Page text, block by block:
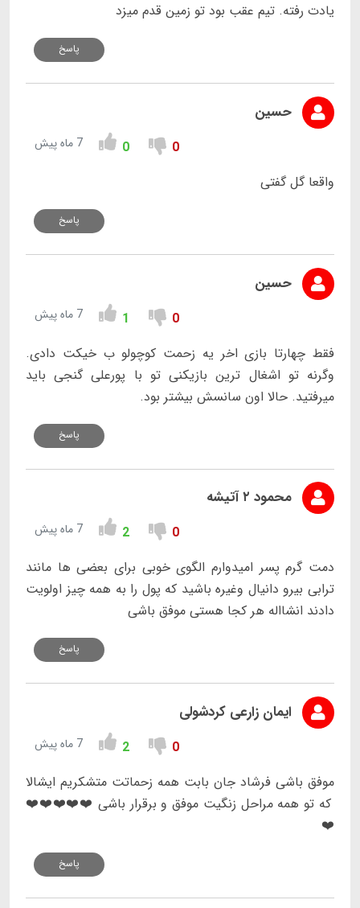
یادت رفته. تیم عقب بود تو زمین قدم میزد
پاسخ
حسین
0
0 7 ماه پیش
واقعا گل گفتی
پاسخ
حسین
0
1 7 ماه پیش
فقط چهارتا بازی اخر یه زحمت کوچولو ب خیکت دادی.
وگرنه تو اشغال ترین بازیکنی تو با پورعلی گنجی باید
میرفتید. حالا اون سانسش بیشتر بود.
پاسخ
محمود ۲ آتیشه
0
2 7 ماه پیش
دمت گرم پسر امیدوارم الگوی خوبی برای بعضی ها مانند
ترابی بیرو دانیال وغیره باشید که پول را به همه چیز اولویت
دادند انشااله هر کجا هستی موفق باشی
پاسخ
ایمان زارعی کردشولی
0
2 7 ماه پیش
موفق باشی فرشاد جان بابت همه زحماتت متشکریم ایشالا
که تو همه مراحل زنگیت موفق و برقرار باشی ❤️❤️❤️❤️❤️
❤️
پاسخ